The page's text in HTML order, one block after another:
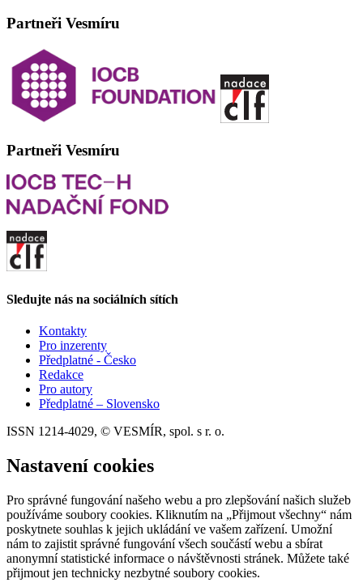
Partneři Vesmíru
Partneři Vesmíru
Sledujte nás na sociálních sítích
Kontakty
Pro inzerenty
Předplatné - Česko
Redakce
Pro autory
Předplatné – Slovensko
ISSN 1214-4029, © VESMÍR, spol. s r. o.
Nastavení cookies
Pro správné fungování našeho webu a pro zlepšování našich služeb
používáme soubory cookies. Kliknutím na „Přijmout všechny“ nám
poskytnete souhlas k jejich ukládání ve vašem zařízení. Umožní
nám to zajistit správné fungování všech součástí webu a sbírat
anonymní statistické informace o návštěvnosti stránek. Můžete také
přijmout jen technicky nezbytné soubory cookies.